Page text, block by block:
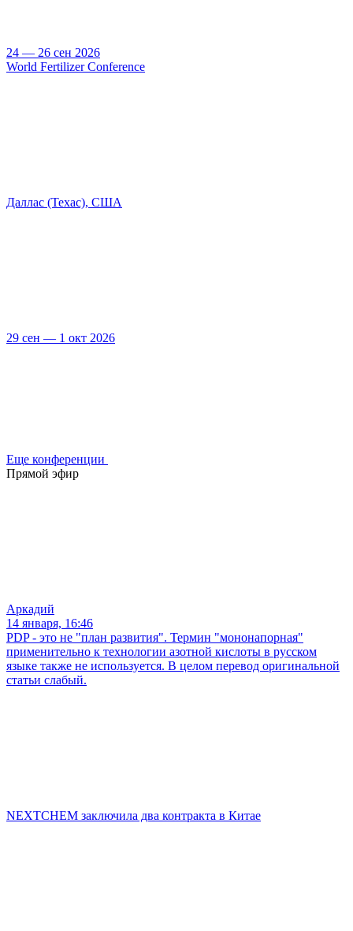
24 — 26 сен 2026
World Fertilizer Conference
Даллас (Техас), США
29 сен — 1 окт 2026
Еще конференции
Прямой эфир
Аркадий
14 января, 16:46
PDP - это не "план развития". Термин "мононапорная"
применительно к технологии азотной кислоты в русском
языке также не используется. В целом перевод оригинальной
статьи слабый.
NEXTCHEM заключила два контракта в Китае